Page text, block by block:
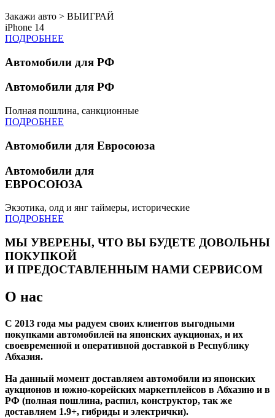
Закажи авто > ВЫИГРАЙ
iPhone 14
ПОДРОБНЕЕ
Автомобили для РФ
Автомобили для РФ
Полная пошлина, санкционные
ПОДРОБНЕЕ
Автомобили для Евросоюза
Автомобили для
ЕВРОСОЮЗА
Экзотика, олд и янг таймеры, исторические
ПОДРОБНЕЕ
МЫ УВЕРЕНЫ, ЧТО ВЫ БУДЕТЕ ДОВОЛЬНЫ
ПОКУПКОЙ
И ПРЕДОСТАВЛЕННЫМ НАМИ СЕРВИСОМ
О нас
С 2013 года мы радуем своих клиентов выгодными
покупками автомобилей на японских аукционах, и их
своевременной и оперативной доставкой в Республику
Абхазия.
На данный момент доставляем автомобили из японских
аукционов и южно-корейских маркетплейсов в Абхазию и в
РФ (полная пошлина, распил, конструктор, так же
доставляем 1.9+, гибриды и электрички).